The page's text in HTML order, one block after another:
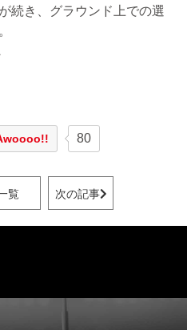
続き、グラウンド上での選
80
覧 次の記事